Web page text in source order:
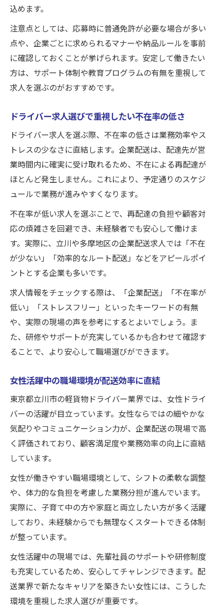
込めます。
注意点としては、応募時に普通免許が必要な場合が多い
点や、企業ごとに求められるマナーや納品ルールを事前
に確認しておくことが挙げられます。安定して働きたい
方は、サポート体制や教育プログラムの有無を重視して
求人を選ぶのがおすすめです。
ドライバー求人選びで重視したい不在率の低さ
ドライバー求人を選ぶ際、不在率の低さは業務効率やス
トレスの少なさに直結します。企業配送は、配達先が営
業時間内に確実に受け取れるため、不在による再配達が
ほとんど発生しません。これにより、予定通りのスケジ
ュールで業務が進みやすくなります。
不在率が低い求人を選ぶことで、再配達の負担や顧客対
応の煩雑さを回避でき、未経験者でも安心して働けま
す。実際に、立川や多摩地区の企業配送求人では「不在
が少ない」「効率的なルート配送」などをアピールポイ
ントとする企業も多いです。
求人情報をチェックする際は、「企業配送」「不在率が
低い」「ストレスフリー」といったキーワードの有無
や、実際の現場の声を参考にするとよいでしょう。ま
た、研修やサポートが充実しているかも合わせて確認す
ることで、より安心して職場選びができます。
女性活躍中の職場環境が配送効率に直結
東京都立川市の軽貨物ドライバー業界では、女性ドライ
バーの活躍が目立っています。女性ならではの細やかな
気配りやコミュニケーション力が、企業配送の現場で高
く評価されており、顧客満足度や業務効率の向上に直結
しています。
女性が働きやすい職場環境として、シフトの柔軟な調整
や、体力的な負担を考慮した業務分担が進んでいます。
実際に、子育て中の方や家庭と両立したい方が多く活躍
しており、未経験からでも無理なくスタートできる体制
が整っています。
女性活躍中の現場では、先輩社員のサポートや研修制度
も充実しているため、安心してチャレンジできます。配
送業界で新たなキャリアを築きたい女性には、こうした
環境を重視した求人選びが重要です。